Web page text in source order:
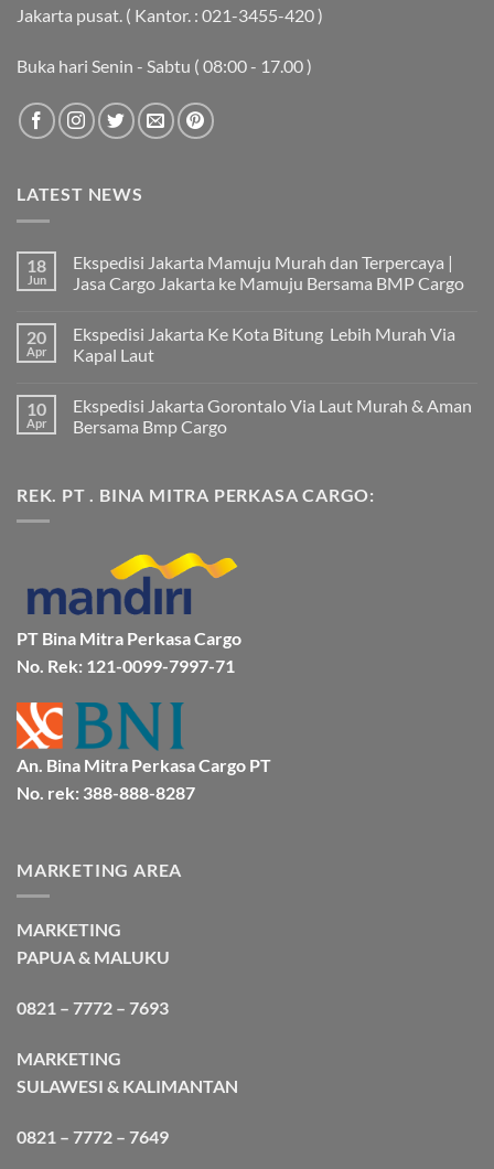
Jakarta pusat. ( Kantor. : 021-3455-420 )
Buka hari Senin - Sabtu ( 08:00 - 17.00 )
LATEST NEWS
18
Jun
Ekspedisi Jakarta Mamuju Murah dan Terpercaya |
Jasa Cargo Jakarta ke Mamuju Bersama BMP Cargo
komentar
pada
Ekspedisi
Murah
dan
Terpercaya
Jakarta
ke
20
Apr
Ekspedisi Jakarta Ke Kota Bitung Lebih Murah Via
Kapal Laut
komentar
pada
Ekspedisi
Bitung
Lebih
10
Apr
Ekspedisi Jakarta Gorontalo Via Laut Murah & Aman
Bersama Bmp Cargo
pada
Ekspedisi
&
Aman
Bersama
Bmp
Cargo
REK. PT . BINA MITRA PERKASA CARGO:
PT Bina Mitra Perkasa Cargo
No. Rek: 121-0099-7997-71
An. Bina Mitra Perkasa Cargo PT
No. rek: 388-888-8287
MARKETING AREA
MARKETING
PAPUA & MALUKU
0821 – 7772 – 7693
MARKETING
SULAWESI & KALIMANTAN
0821 – 7772 – 7649